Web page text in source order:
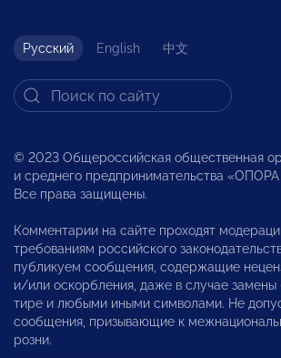
Русский English 中文
© 2023 Общероссийская общественная
и среднего предпринимательства
Все права защищены.
Комментарии на сайте проходят
требованиям российского
публикуем сообщения, содержащие
и/или оскорбления, даже в случае замены
тире и любыми иными символами. Не
сообщения, призывающие к
розни.